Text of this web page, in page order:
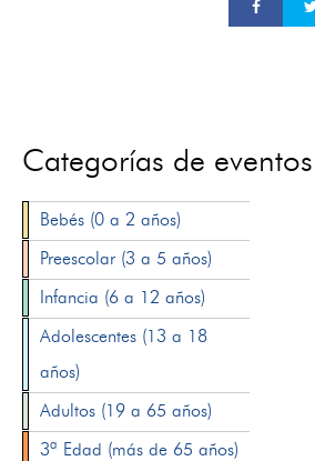
Categorías de
Bebés (0 a 2 años)
Preescolar (3 a 5 años)
Infancia (6 a 12 años)
Adolescentes (13 a 18
años)
Adultos (19 a 65 años)
3ª Edad (más de 65 años)